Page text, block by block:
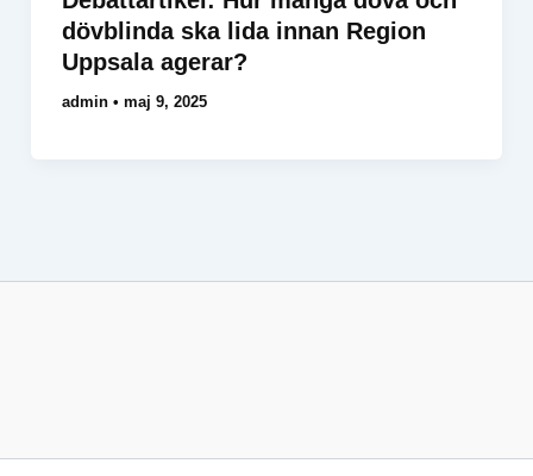
dövblinda ska lida innan Region
Uppsala agerar?
admin • maj 9, 2025